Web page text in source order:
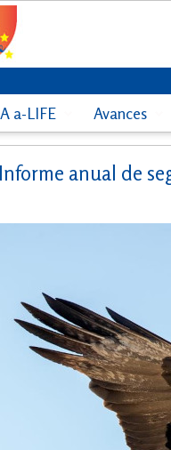
a-LIFE Avances
anual de